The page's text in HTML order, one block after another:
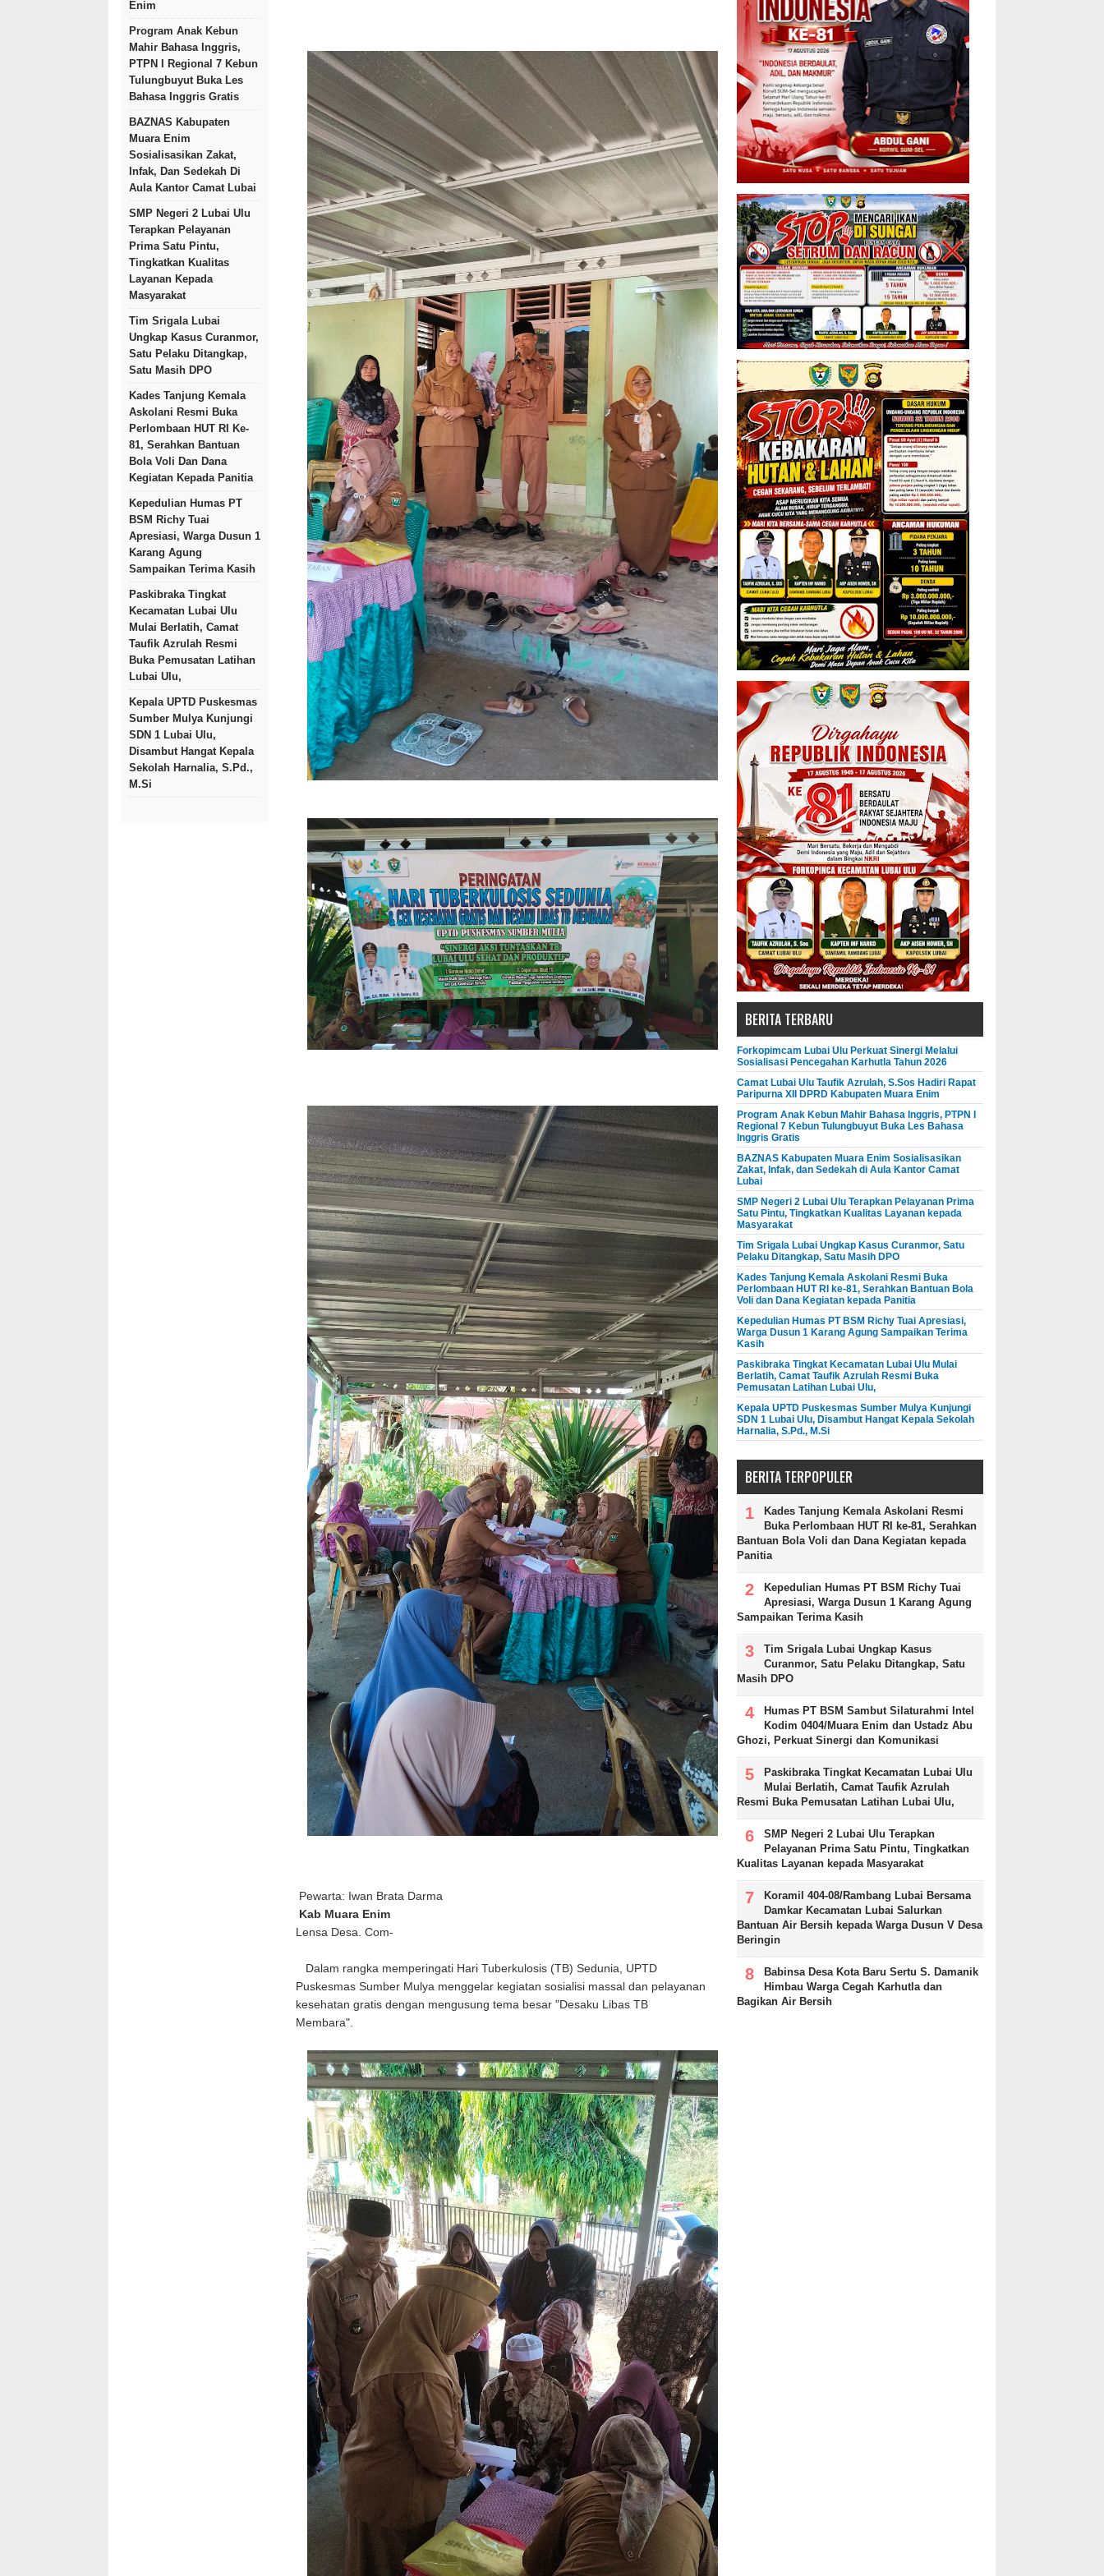
Enim
Program Anak Kebun
Mahir Bahasa Inggris,
PTPN I Regional 7 Kebun
Tulungbuyut Buka Les
Bahasa Inggris Gratis
BAZNAS Kabupaten
Muara Enim
Sosialisasikan Zakat,
Infak, Dan Sedekah Di
Aula Kantor Camat Lubai
SMP Negeri 2 Lubai Ulu
Terapkan Pelayanan
Prima Satu Pintu,
Tingkatkan Kualitas
Layanan Kepada
Masyarakat
Tim Srigala Lubai
Ungkap Kasus Curanmor,
Satu Pelaku Ditangkap,
Satu Masih DPO
Kades Tanjung Kemala
Askolani Resmi Buka
Perlombaan HUT RI Ke-
81, Serahkan Bantuan
Bola Voli Dan Dana
Kegiatan Kepada Panitia
Kepedulian Humas PT
BSM Richy Tuai
Apresiasi, Warga Dusun 1
Karang Agung
Sampaikan Terima Kasih
Paskibraka Tingkat
Kecamatan Lubai Ulu
Mulai Berlatih, Camat
Taufik Azrulah Resmi
Buka Pemusatan Latihan
Lubai Ulu,
Kepala UPTD Puskesmas
Sumber Mulya Kunjungi
SDN 1 Lubai Ulu,
Disambut Hangat Kepala
Sekolah Harnalia, S.Pd.,
M.Si
Pewarta: Iwan Brata Darma
Kab Muara Enim
Lensa Desa. Com-
Dalam rangka memperingati Hari Tuberkulosis (TB) Sedunia, UPTD
Puskesmas Sumber Mulya menggelar kegiatan sosialisi massal dan pelayanan
kesehatan gratis dengan mengusung tema besar "Desaku Libas TB
Membara".
BERITA TERBARU
Forkopimcam Lubai Ulu Perkuat Sinergi Melalui
Sosialisasi Pencegahan Karhutla Tahun 2026
Camat Lubai Ulu Taufik Azrulah, S.Sos Hadiri Rapat
Paripurna XII DPRD Kabupaten Muara Enim
Program Anak Kebun Mahir Bahasa Inggris, PTPN I
Regional 7 Kebun Tulungbuyut Buka Les Bahasa
Inggris Gratis
BAZNAS Kabupaten Muara Enim Sosialisasikan
Zakat, Infak, dan Sedekah di Aula Kantor Camat
Lubai
SMP Negeri 2 Lubai Ulu Terapkan Pelayanan Prima
Satu Pintu, Tingkatkan Kualitas Layanan kepada
Masyarakat
Tim Srigala Lubai Ungkap Kasus Curanmor, Satu
Pelaku Ditangkap, Satu Masih DPO
Kades Tanjung Kemala Askolani Resmi Buka
Perlombaan HUT RI ke-81, Serahkan Bantuan Bola
Voli dan Dana Kegiatan kepada Panitia
Kepedulian Humas PT BSM Richy Tuai Apresiasi,
Warga Dusun 1 Karang Agung Sampaikan Terima
Kasih
Paskibraka Tingkat Kecamatan Lubai Ulu Mulai
Berlatih, Camat Taufik Azrulah Resmi Buka
Pemusatan Latihan Lubai Ulu,
Kepala UPTD Puskesmas Sumber Mulya Kunjungi
SDN 1 Lubai Ulu, Disambut Hangat Kepala Sekolah
Harnalia, S.Pd., M.Si
BERITA TERPOPULER
Kades Tanjung Kemala Askolani Resmi
Buka Perlombaan HUT RI ke-81, Serahkan
Bantuan Bola Voli dan Dana Kegiatan kepada
Panitia
Kepedulian Humas PT BSM Richy Tuai
Apresiasi, Warga Dusun 1 Karang Agung
Sampaikan Terima Kasih
Tim Srigala Lubai Ungkap Kasus
Curanmor, Satu Pelaku Ditangkap, Satu
Masih DPO
Humas PT BSM Sambut Silaturahmi Intel
Kodim 0404/Muara Enim dan Ustadz Abu
Ghozi, Perkuat Sinergi dan Komunikasi
Paskibraka Tingkat Kecamatan Lubai Ulu
Mulai Berlatih, Camat Taufik Azrulah
Resmi Buka Pemusatan Latihan Lubai Ulu,
SMP Negeri 2 Lubai Ulu Terapkan
Pelayanan Prima Satu Pintu, Tingkatkan
Kualitas Layanan kepada Masyarakat
Koramil 404-08/Rambang Lubai Bersama
Damkar Kecamatan Lubai Salurkan
Bantuan Air Bersih kepada Warga Dusun V Desa
Beringin
Babinsa Desa Kota Baru Sertu S. Damanik
Himbau Warga Cegah Karhutla dan
Bagikan Air Bersih